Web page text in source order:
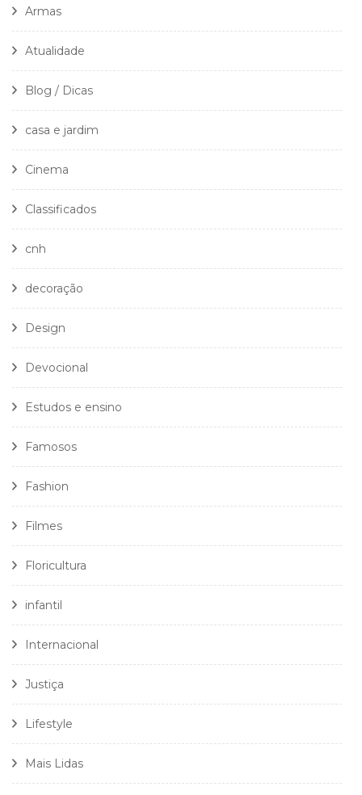
Armas
Atualidade
Blog / Dicas
casa e jardim
Cinema
Classificados
cnh
decoração
Design
Devocional
Estudos e ensino
Famosos
Fashion
Filmes
Floricultura
infantil
Internacional
Justiça
Lifestyle
Mais Lidas